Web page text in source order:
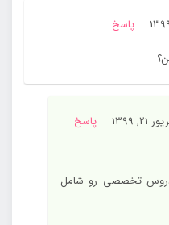
پاسخ
1399 پاسخ
دروس تخصصی رو شامل